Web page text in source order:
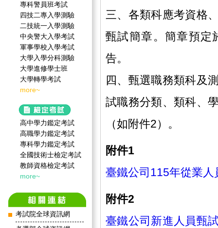
專科警員班考試
四技二專入學測驗
二技統一入學測驗
中央警大入學考試
軍事學校入學考試
大學入學分科測驗
大學進修學士班
大學轉學考試
more~
高中學力鑑定考試
高職學力鑑定考試
專科學力鑑定考試
全國技術士檢定考試
教師資格檢定考試
more~
考試院全球資訊網
三、各類科應考資格
甄試簡章。簡章預定
告。
四、甄選職務類科及
試職務分類、類科、
（如附件2）。
附件1
臺鐵公司115年從業人
附件2
臺鐵公司新進人員甄